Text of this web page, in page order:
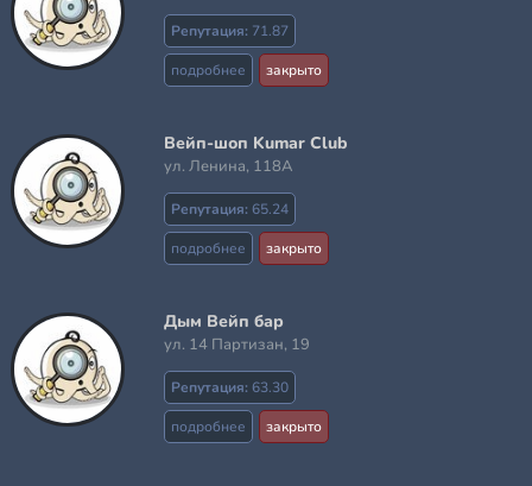
Репутация: 71.87
подробнее закрыто
Вейп-шоп Kumar Club
ул. Ленина, 118А
Репутация: 65.24
подробнее закрыто
Дым Вейп бар
ул. 14 Партизан, 19
Репутация: 63.30
подробнее закрыто